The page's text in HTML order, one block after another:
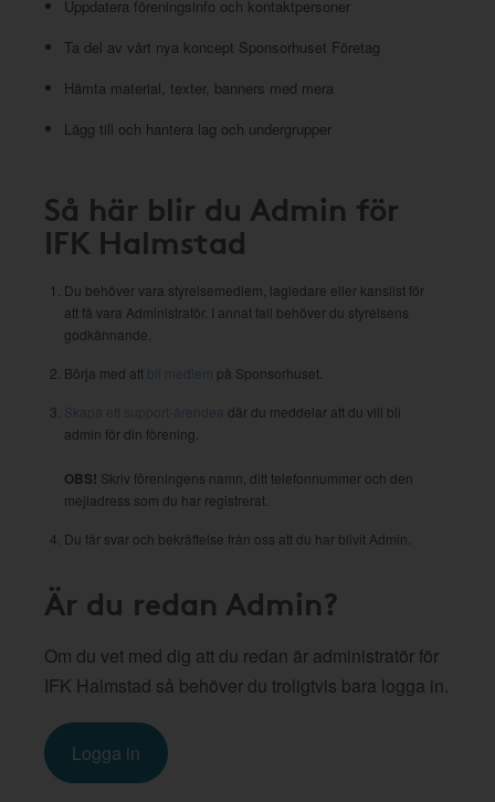
Uppdatera föreningsinfo och kontaktpersoner
Ta del av vårt nya koncept Sponsorhuset Företag
Hämta material, texter, banners med mera
Lägg till och hantera lag och undergrupper
Så här blir du Admin för
IFK Halmstad
Du behöver vara styrelsemedlem, lagledare eller kanslist för
att få vara Administratör. I annat fall behöver du styrelsens
godkännande.
Börja med att bli medlem på Sponsorhuset.
Skapa ett support-ärendea
där du meddelar att du vill bli
admin för din förening.
OBS! Skriv föreningens namn, ditt telefonnummer och den
mejladress som du har registrerat.
Du får svar och bekräftelse från oss att du har blivit Admin.
Är du redan Admin?
Om du vet med dig att du redan är administratör för
IFK Halmstad så behöver du troligtvis bara logga in.
Logga in